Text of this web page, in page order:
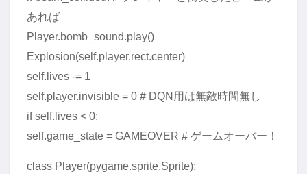
あれば
Player.bomb_sound.play()
Explosion(self.player.rect.center)
self.lives -= 1
self.player.invisible = 0 # DQN用は無敵時間無し
if self.lives < 0:
self.game_state = GAMEOVER # ゲームオーバー！
class Player(pygame.sprite.Sprite):